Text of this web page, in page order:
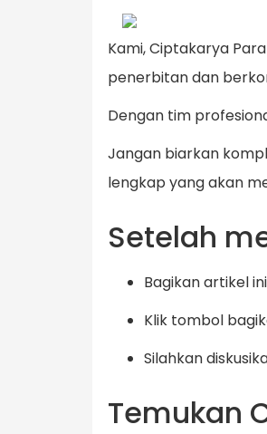
Kami, Ciptakarya
penerbitan dan
Dengan tim
Jangan biarkan
lengkap yang akan
Setelah
Bagikan artikel
Klik tombol
Silahkan
Temukan